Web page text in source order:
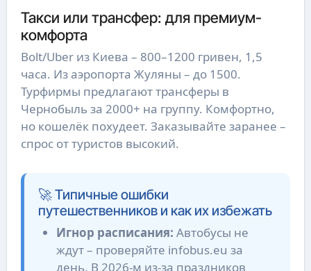
Такси или трансфер: для премиум-
комфорта
Bolt/Uber из Киева – 800–1200 гривен, 1,5
часа. Из аэропорта Жуляны – до 1500.
Турфирмы предлагают трансферы в
Чернобыль за 2000+ на группу. Комфортно,
но кошелёк похудеет. Заказывайте заранее –
спрос от туристов высокий.
🚀 Типичные ошибки
путешественников и как их избежать
Игнор расписания: Автобусы не
ждут – проверяйте infobus.eu за
день. В 2026-м из-за праздников